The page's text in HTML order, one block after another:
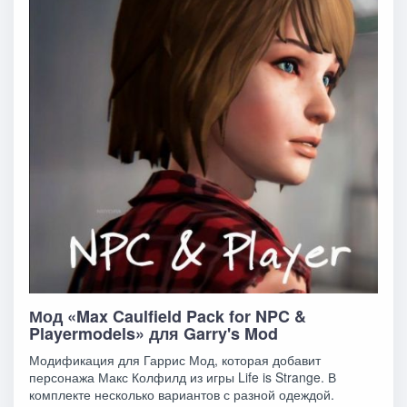
Мод «Max Caulfield Pack for NPC &
Playermodels» для Garry's Mod
Модификация для Гаррис Мод, которая добавит
персонажа Макс Колфилд из игры Life is Strange. В
комплекте несколько вариантов с разной одеждой.